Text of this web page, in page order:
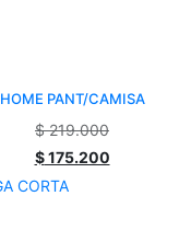
HOME PANT/CAMISA
$219.000
$175.200